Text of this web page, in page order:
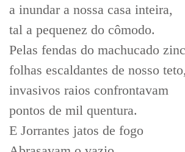
a inundar a nossa casa inteira,
tal a pequenez do cômodo.
Pelas fendas do machucado
folhas escaldantes de nosso teto,
invasivos raios confrontavam
pontos de mil quentura.
E Jorrantes jatos de fogo